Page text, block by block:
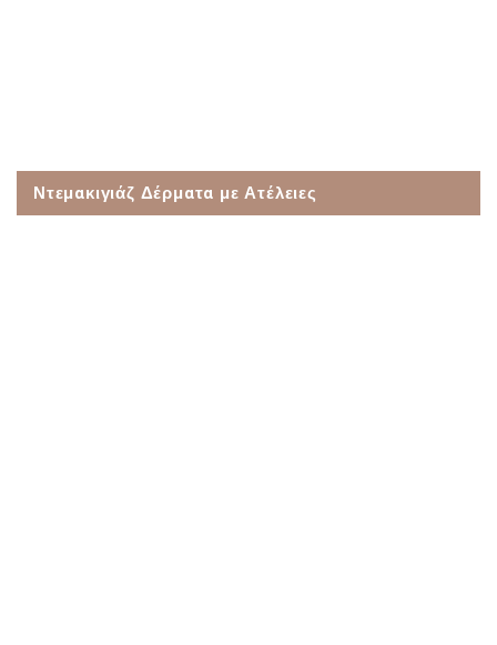
Ντεμακιγιάζ Δέρματα με Ατέλειες